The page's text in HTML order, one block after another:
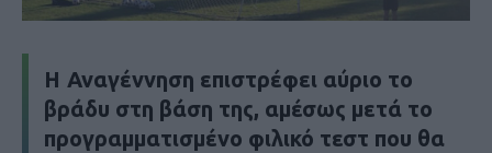
Η Αναγέννηση επιστρέφει αύριο το
βράδυ στη βάση της, αμέσως μετά το
προγραμματισμένο φιλικό τεστ που θα